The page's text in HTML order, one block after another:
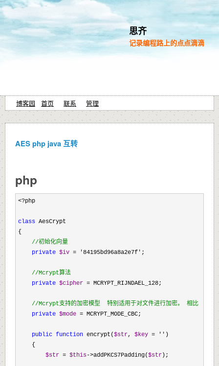
思齐
记录编程路上的点点滴滴
博客园 首页 联系 管理
AES php java 互转
php
<?php
class AesCrypt
{
//初始化向量
private $iv = '84195bd96a8a2e7f' ;
//Mcrypt算法
private $cipher = MCRYPT_RIJNDAEL_128;
//Mcrypt支持的加密模型  特别适用于对文件进行加密。 相比 ECB
private $mode = MCRYPT_MODE_CBC;
public function encrypt($str, $key = '' )
    {
$str = $this->addPKCS7Padding($str);